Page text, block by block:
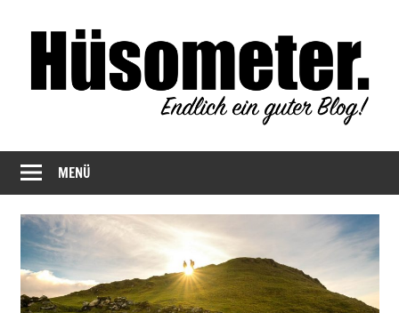
Inhalt
springen
Hüsometer
Blog
ein
guter
MENÜ